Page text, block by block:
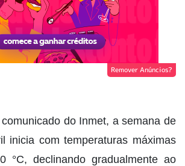
Remover Anúncios?
do Inmet, a semana de
inicia com temperaturas máximas
°C, declinando gradualmente ao